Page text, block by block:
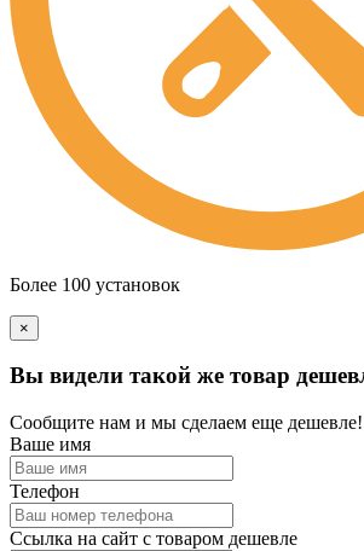
Более 100 установок
×
Вы видели такой же товар
Сообщите нам и мы сделаем еще дешевле!
Ваше имя
Телефон
Ссылка на сайт с товаром дешевле